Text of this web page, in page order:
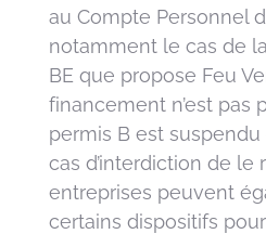
au Compte Personnel
notamment le cas de
BE que propose Feu
financement n’est pas
permis B est
cas d’interdiction de le
entreprises peuvent
certains dispositifs